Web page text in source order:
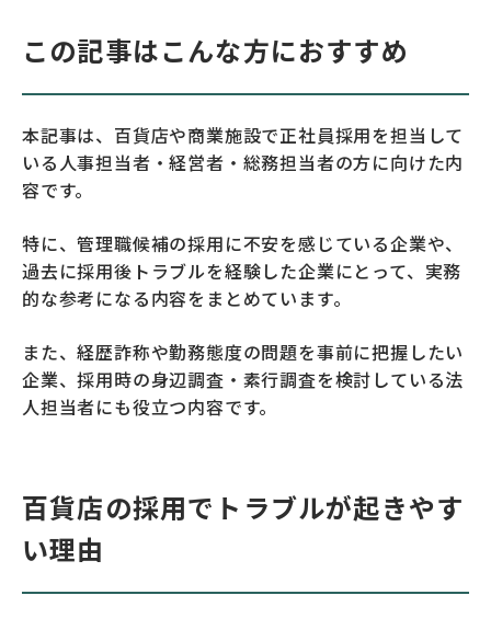
この記事はこんな方におすすめ
本記事は、百貨店や商業施設で正社員採用を担当して
いる人事担当者・経営者・総務担当者の方に向けた内
容です。
特に、管理職候補の採用に不安を感じている企業や、
過去に採用後トラブルを経験した企業にとって、実務
的な参考になる内容をまとめています。
また、経歴詐称や勤務態度の問題を事前に把握したい
企業、採用時の身辺調査・素行調査を検討している法
人担当者にも役立つ内容です。
百貨店の採用でトラブルが起きやす
い理由